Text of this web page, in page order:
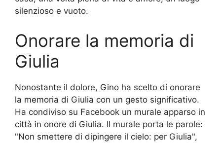
silenzioso e vuoto.
Onorare la memoria di
Giulia
Nonostante il dolore, Gino ha scelto di onorare
la memoria di Giulia con un gesto significativo.
Ha condiviso su Facebook un murale apparso in
città in onore di Giulia. Il murale porta le parole:
"Non smettere di dipingere il cielo: per Giulia",